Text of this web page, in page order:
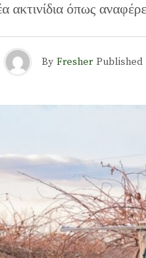
ακτινίδια όπως
By Fresher Published